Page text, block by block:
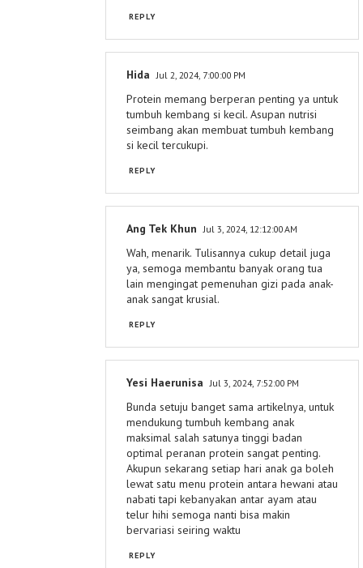
REPLY
Hida Jul 2, 2024, 7:00:00 PM
Protein memang berperan penting ya untuk
tumbuh kembang si kecil. Asupan nutrisi
seimbang akan membuat tumbuh kembang
si kecil tercukupi.
REPLY
Ang Tek Khun Jul 3, 2024, 12:12:00 AM
Wah, menarik. Tulisannya cukup detail juga
ya, semoga membantu banyak orang tua
lain mengingat pemenuhan gizi pada anak-
anak sangat krusial.
REPLY
Yesi Haerunisa Jul 3, 2024, 7:52:00 PM
Bunda setuju banget sama artikelnya, untuk
mendukung tumbuh kembang anak
maksimal salah satunya tinggi badan
optimal peranan protein sangat penting.
Akupun sekarang setiap hari anak ga boleh
lewat satu menu protein antara hewani atau
nabati tapi kebanyakan antar ayam atau
telur hihi semoga nanti bisa makin
bervariasi seiring waktu
REPLY